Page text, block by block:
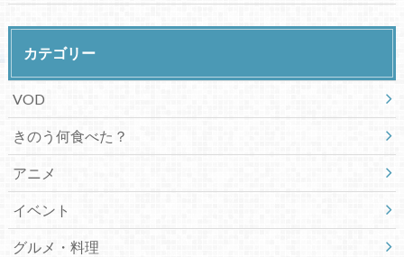
カテゴリー
VOD
きのう何食べた？
アニメ
イベント
グルメ・料理